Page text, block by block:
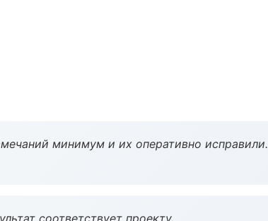
минимум и их оперативно исправили.
соответствует проекту.